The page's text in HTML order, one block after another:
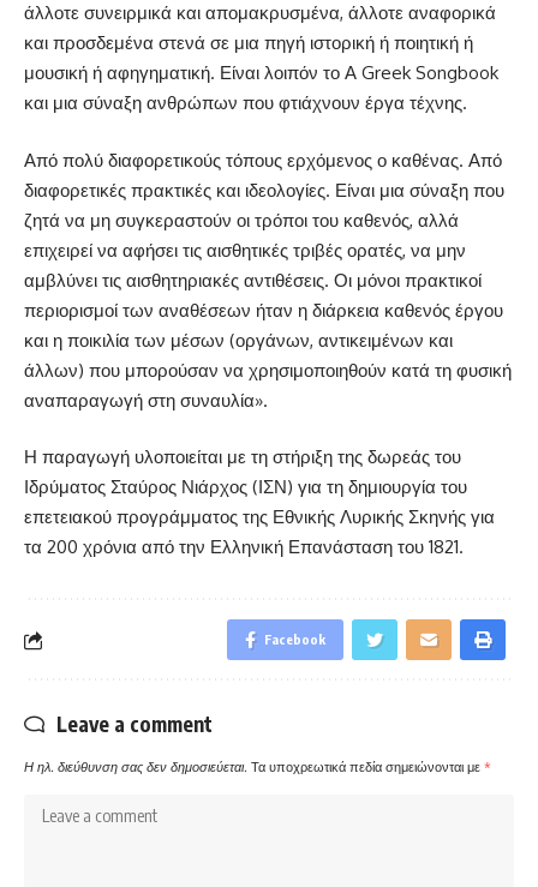
άλλοτε συνειρμικά και απομακρυσμένα, άλλοτε αναφορικά
και προσδεμένα στενά σε μια πηγή ιστορική ή ποιητική ή
μουσική ή αφηγηματική. Είναι λοιπόν το Α Greek Songbook
και μια σύναξη ανθρώπων που φτιάχνουν έργα τέχνης.
Από πολύ διαφορετικούς τόπους ερχόμενος ο καθένας. Από
διαφορετικές πρακτικές και ιδεολογίες. Είναι μια σύναξη που
ζητά να μη συγκεραστούν οι τρόποι του καθενός, αλλά
επιχειρεί να αφήσει τις αισθητικές τριβές ορατές, να μην
αμβλύνει τις αισθητηριακές αντιθέσεις. Οι μόνοι πρακτικοί
περιορισμοί των αναθέσεων ήταν η διάρκεια καθενός έργου
και η ποικιλία των μέσων (οργάνων, αντικειμένων και
άλλων) που μπορούσαν να χρησιμοποιηθούν κατά τη φυσική
αναπαραγωγή στη συναυλία».
Η παραγωγή υλοποιείται με τη στήριξη της δωρεάς του
Ιδρύματος Σταύρος Νιάρχος (ΙΣΝ) για τη δημιουργία του
επετειακού προγράμματος της Εθνικής Λυρικής Σκηνής για
τα 200 χρόνια από την Ελληνική Επανάσταση του 1821.
Facebook
Leave a comment
Η ηλ. διεύθυνση σας δεν δημοσιεύεται. Τα υποχρεωτικά πεδία σημειώνονται με *